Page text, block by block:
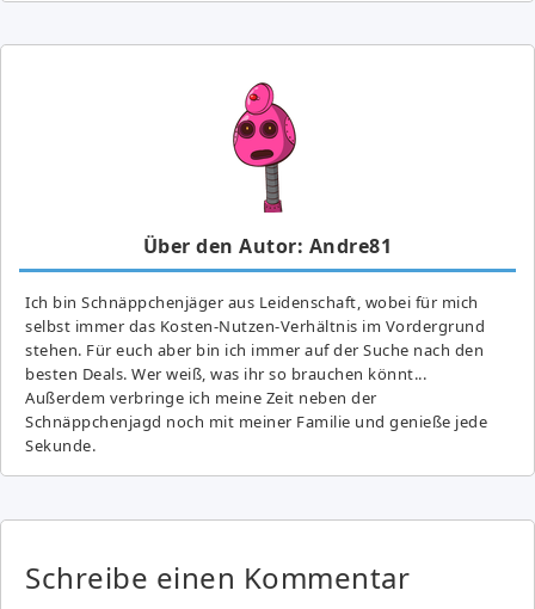
Über den Autor: Andre81
Ich bin Schnäppchenjäger aus Leidenschaft, wobei für mich
selbst immer das Kosten-Nutzen-Verhältnis im Vordergrund
stehen. Für euch aber bin ich immer auf der Suche nach den
besten Deals. Wer weiß, was ihr so brauchen könnt...
Außerdem verbringe ich meine Zeit neben der
Schnäppchenjagd noch mit meiner Familie und genieße jede
Sekunde.
Schreibe einen Kommentar